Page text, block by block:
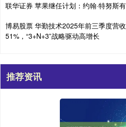
联华证券 苹果继任计划：约翰·特努斯
博易股票 华勤技术2025年前三季度营
51%，“3+N+3”战略驱动高增长
推荐资讯